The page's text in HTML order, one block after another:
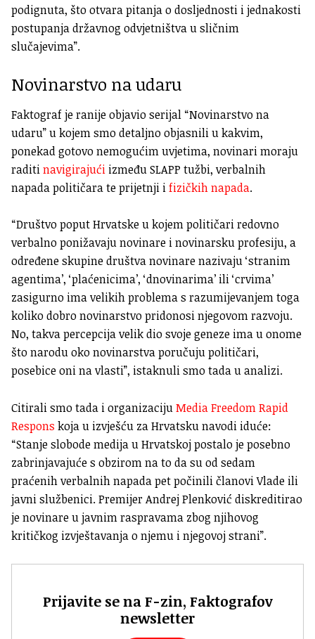
podignuta, što otvara pitanja o dosljednosti i jednakosti
postupanja državnog odvjetništva u sličnim
slučajevima”.
Novinarstvo na udaru
Faktograf je ranije objavio serijal “Novinarstvo na
udaru” u kojem smo detaljno objasnili u kakvim,
ponekad gotovo nemogućim uvjetima, novinari moraju
raditinavigirajući između SLAPP tužbi, verbalnih
napada političara te prijetnji ifizičkih napada.
“Društvo poput Hrvatske u kojem političari redovno
verbalno ponižavaju novinare i novinarsku profesiju, a
određene skupine društva novinare nazivaju ‘stranim
agentima’, ‘plaćenicima’, ‘dnovinarima’ ili ‘crvima’
zasigurno ima velikih problema s razumijevanjem toga
koliko dobro novinarstvo pridonosi njegovom razvoju.
No, takva percepcija velik dio svoje geneze ima u onome
što narodu oko novinarstva poručuju političari,
posebice oni na vlasti”, istaknuli smo tada u analizi.
Citirali smo tada i organizacijuMedia Freedom Rapid
Respons koja u izvješću za Hrvatsku navodi iduće:
“Stanje slobode medija u Hrvatskoj postalo je posebno
zabrinjavajuće s obzirom na to da su od sedam
praćenih verbalnih napada pet počinili članovi Vlade ili
javni službenici. Premijer Andrej Plenković diskreditirao
je novinare u javnim raspravama zbog njihovog
kritičkog izvještavanja o njemu i njegovoj strani”.
Prijavite se na F-zin, Faktografov
newsletter